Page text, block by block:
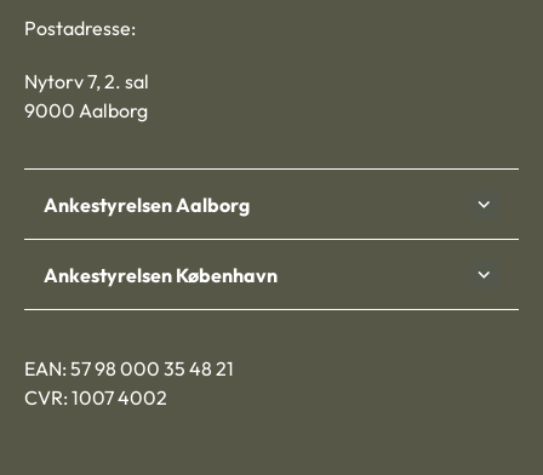
Postadresse:
Nytorv 7, 2. sal
9000 Aalborg
Ankestyrelsen Aalborg
Ankestyrelsen København
EAN: 57 98 000 35 48 21
CVR: 1007 4002